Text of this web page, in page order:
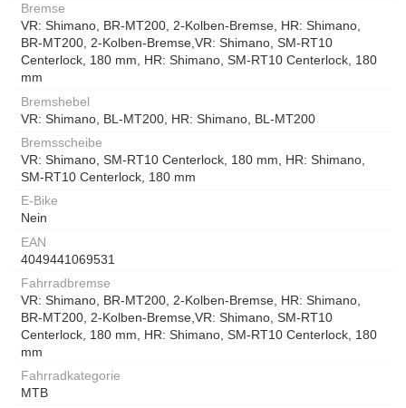
Bremse
VR: Shimano, BR-MT200, 2-Kolben-Bremse, HR: Shimano,
BR-MT200, 2-Kolben-Bremse,VR: Shimano, SM-RT10
Centerlock, 180 mm, HR: Shimano, SM-RT10 Centerlock, 180
mm
Bremshebel
VR: Shimano, BL-MT200, HR: Shimano, BL-MT200
Bremsscheibe
VR: Shimano, SM-RT10 Centerlock, 180 mm, HR: Shimano,
SM-RT10 Centerlock, 180 mm
E-Bike
Nein
EAN
4049441069531
Fahrradbremse
VR: Shimano, BR-MT200, 2-Kolben-Bremse, HR: Shimano,
BR-MT200, 2-Kolben-Bremse,VR: Shimano, SM-RT10
Centerlock, 180 mm, HR: Shimano, SM-RT10 Centerlock, 180
mm
Fahrradkategorie
MTB